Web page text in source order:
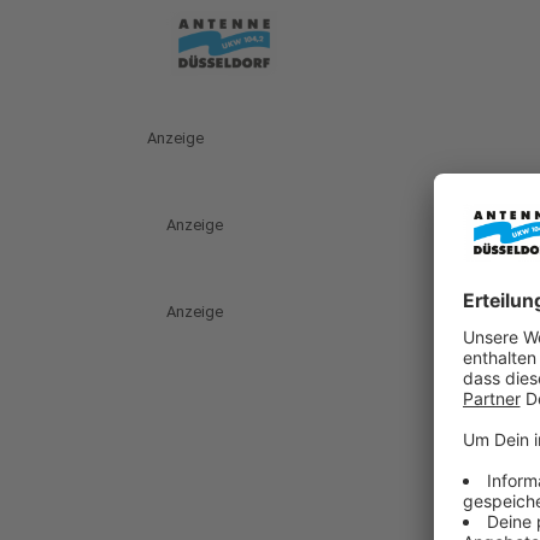
Anzeige
Anzeige
Anzeige